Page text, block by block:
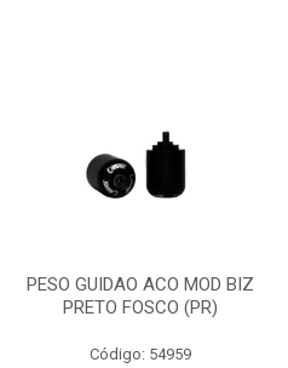
PESO GUIDAO ACO MOD BIZ
PRETO FOSCO (PR)
Código: 54959